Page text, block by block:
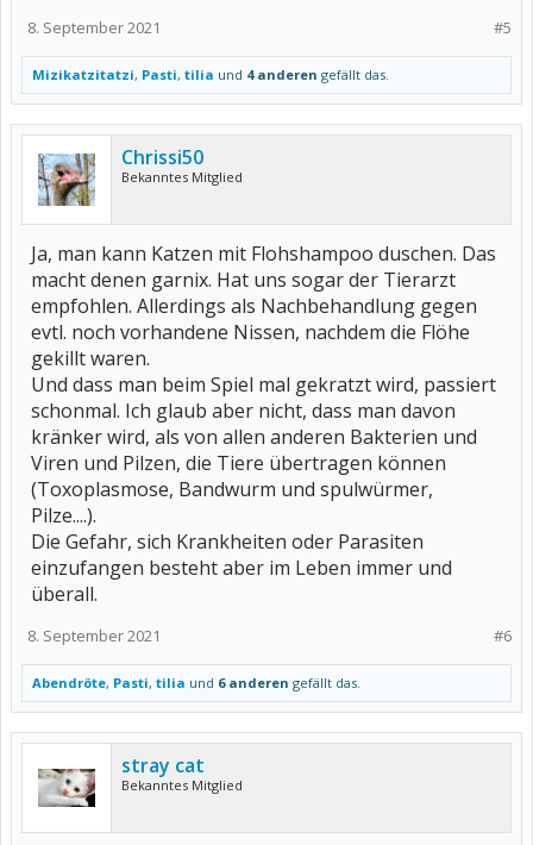
#5
8. September 2021
Mizikatzitatzi, Pasti, tilia und 4 anderen gefällt das.
Chrissi50
Bekanntes Mitglied
Ja, man kann Katzen mit Flohshampoo duschen. Das
macht denen garnix. Hat uns sogar der Tierarzt
empfohlen. Allerdings als Nachbehandlung gegen
evtl. noch vorhandene Nissen, nachdem die Flöhe
gekillt waren.
Und dass man beim Spiel mal gekratzt wird, passiert
schonmal. Ich glaub aber nicht, dass man davon
kränker wird, als von allen anderen Bakterien und
Viren und Pilzen, die Tiere übertragen können
(Toxoplasmose, Bandwurm und spulwürmer,
Pilze....).
Die Gefahr, sich Krankheiten oder Parasiten
einzufangen besteht aber im Leben immer und
überall.
#6
8. September 2021
Abendröte, Pasti, tilia und 6 anderen gefällt das.
stray cat
Bekanntes Mitglied